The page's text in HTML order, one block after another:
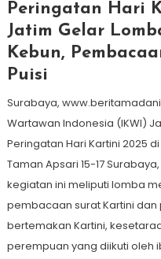
Peringatan Hari
Jatim Gelar
Kebun,
Puisi
Surabaya,
Wartawan Indonesia (IKWI)
Peringatan Hari Kartini 2025
Taman Apsari 15-17
kegiatan ini meliputi lomba
pembacaan surat Kartini
bertemakan Kartini,
perempuan yang diikuti oleh